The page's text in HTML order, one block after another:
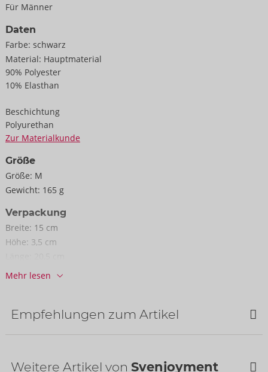
Für Männer
Daten
Farbe: schwarz
Material: Hauptmaterial
90% Polyester
10% Elasthan
Beschichtung
Polyurethan
Zur Materialkunde
Größe
Größe: M
Gewicht: 165 g
Verpackung
Breite: 15 cm
Höhe: 3,5 cm
Informationen
Art.-Nr.:
21004101711
Barcode:
4024144686810 (EAN-13)
Zolltarifnummer: 61130090
Mehr lesen
Empfehlungen zum Artikel
Weitere Artikel von Svenjoyment